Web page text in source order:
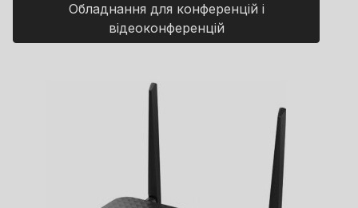
Обладнання для конференцій і
відеоконференцій